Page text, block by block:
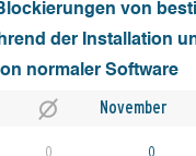
von
der Installation
normaler Software
November
0 0